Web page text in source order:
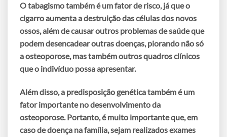
O tabagismo também é um fator de risco, já que o
cigarro aumenta a destruição das células dos novos
ossos, além de causar outros problemas de saúde que
podem desencadear outras doenças, piorando não só
a osteoporose, mas também outros quadros clínicos
que o indivíduo possa apresentar.
Além disso, a predisposição genéticatambém é um
fator importante no desenvolvimento da
osteoporose. Portanto, é muito importante que, em
caso de doença na família, sejam realizadosexames